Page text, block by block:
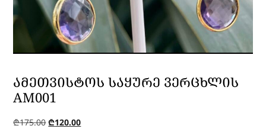
ᲐᲛᲔᲗᲕᲘᲡᲢᲝᲡ ᲡᲐᲧᲣᲠᲔ ᲕᲔᲠᲪᲮᲚᲘᲡ
AM001
₾175.00 ₾120.00